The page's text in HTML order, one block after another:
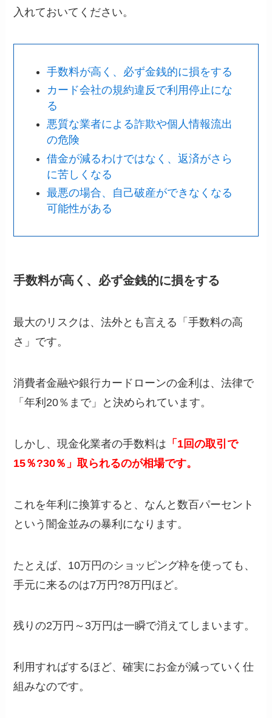
入れておいてください。
手数料が高く、必ず金銭的に損をする
カード会社の規約違反で利用停止にな
る
悪質な業者による詐欺や個人情報流出
の危険
借金が減るわけではなく、返済がさら
に苦しくなる
最悪の場合、自己破産ができなくなる
可能性がある
手数料が高く、必ず金銭的に損をする
最大のリスクは、法外とも言える「手数料の高
さ」です。
消費者金融や銀行カードローンの金利は、法律で
「年利20％まで」と決められています。
しかし、現金化業者の手数料は 「1回の取引で
15％?30％」取られるのが相場です。
これを年利に換算すると、なんと数百パーセント
という闇金並みの暴利になります。
たとえば、10万円のショッピング枠を使っても、
手元に来るのは7万円?8万円ほど。
残りの2万円～3万円は一瞬で消えてしまいます。
利用すればするほど、確実にお金が減っていく仕
組みなのです。